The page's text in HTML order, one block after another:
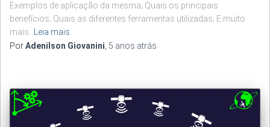
Exemplos de aplicação da mesma; Quais os principais
benefícios; Quais as diferentes ferramentas utilizadas; E muito
mais.
Leia mais
PorAdenilson Giovanini 5 anos atrás